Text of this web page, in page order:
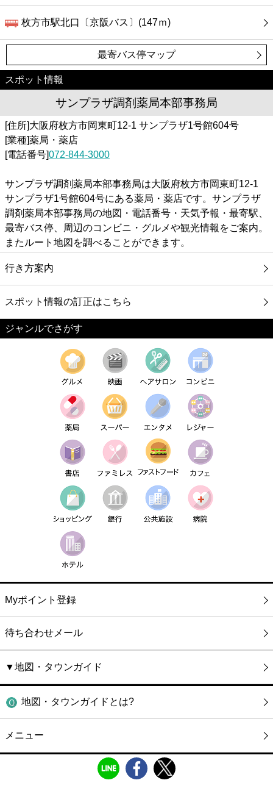
枚方市駅北口〔京阪バス〕(147ｍ)
最寄バス停マップ
スポット情報
サンプラザ調剤薬局本部事務局
[住所]大阪府枚方市岡東町12-1 サンプラザ1号館604号
[業種]薬局・薬店
[電話番号]072-844-3000
サンプラザ調剤薬局本部事務局は大阪府枚方市岡東町12-1
サンプラザ1号館604号にある薬局・薬店です。サンプラザ
調剤薬局本部事務局の地図・電話番号・天気予報・最寄駅、
最寄バス停、周辺のコンビニ・グルメや観光情報をご案内。
またルート地図を調べることができます。
行き方案内
スポット情報の訂正はこちら
ジャンルでさがす
Myポイント登録
待ち合わせメール
▼地図・タウンガイド
地図・タウンガイドとは?
メニュー